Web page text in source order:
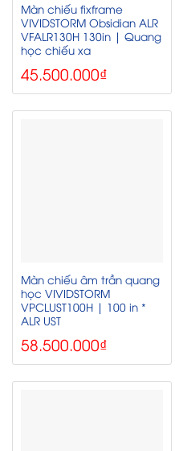
Màn chiếu fixframe
VIVIDSTORM Obsidian ALR
VFALR130H 130in | Quang
học chiếu xa
45.500.000₫
Màn chiếu âm trần quang
học VIVIDSTORM
VPCLUST100H | 100 in *
ALR UST
58.500.000₫